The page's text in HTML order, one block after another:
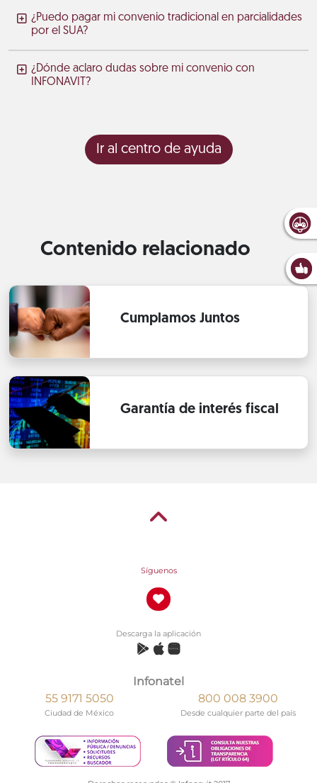
¿Puedo pagar mi convenio tradicional en parcialidades
por el SUA?
¿Dónde aclaro dudas sobre mi convenio con
INFONAVIT?
Ir al centro de ayuda
Contenido relacionado
Cumplamos Juntos
Garantía de interés fiscal
Síguenos
Descarga la aplicación
Infonatel
55 9171 5050
Ciudad de México
800 008 3900
Desde cualquier parte del país